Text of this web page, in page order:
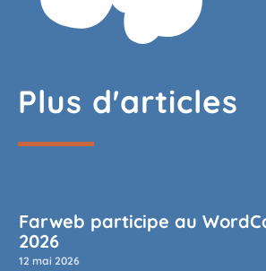
Plus d'articles
Farweb participe au
2026
12 mai 2026